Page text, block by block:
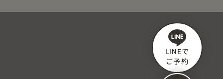
LINEで
ご予約